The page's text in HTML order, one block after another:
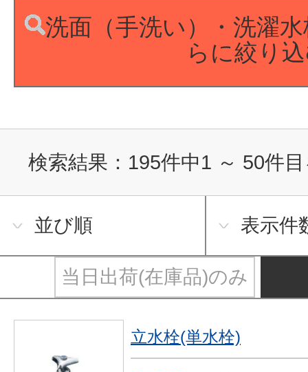
洗面（手洗い）・洗濯
らに絞り
検索結果： 195件中1 ～ 50件
並び順 表示件
当日出荷(在庫品)のみ
立水栓(単水栓)